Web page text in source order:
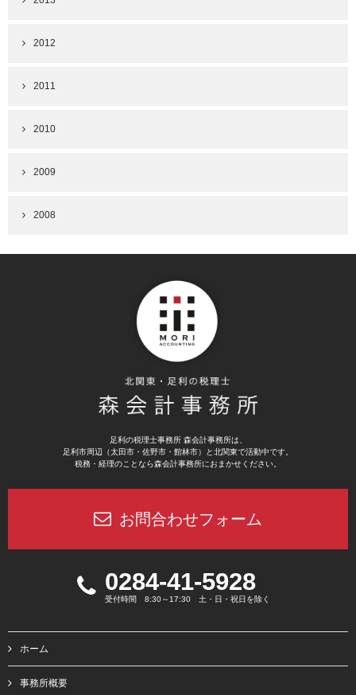
2012
2011
2010
2009
2008
足利の税理士事務所 森会計事務所は、
足利市周辺（太田市・佐野市・館林市）と北関東で活動中です。
税務・経理のことなら森会計事務所におまかせください。
お問合わせフォーム
0284-41-5928
受付時間 8:30～17:30 土・日・祝日を除く
ホーム
事務所概要